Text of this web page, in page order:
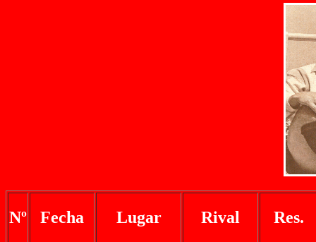
Nº Fecha Lugar Rival Res.